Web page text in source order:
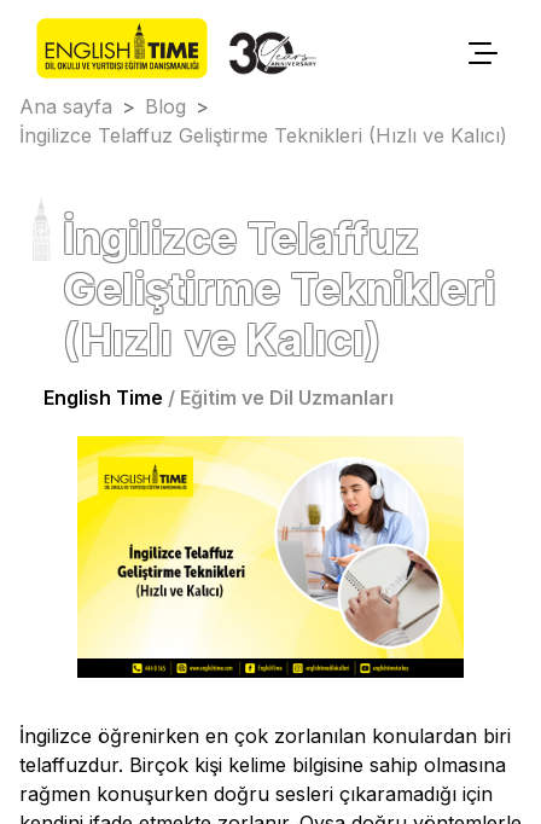
Ana sayfa > Blog >
İngilizce Telaffuz Geliştirme Teknikleri (Hızlı ve Kalıcı)
İngilizce Telaffuz
Geliştirme Teknikleri
(Hızlı ve Kalıcı)
English Time / Eğitim ve Dil Uzmanları
İngilizce öğrenirken en çok zorlanılan konulardan biri
telaffuzdur. Birçok kişi kelime bilgisine sahip olmasına
rağmen konuşurken doğru sesleri çıkaramadığı için